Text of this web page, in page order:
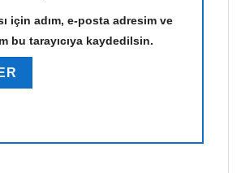
için adım, e-posta adresim ve
bu tarayıcıya kaydedilsin.